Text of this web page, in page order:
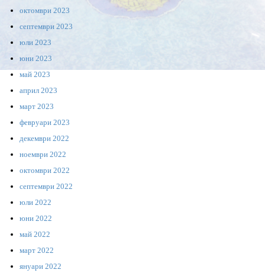
октомври 2023
септември 2023
юли 2023
юни 2023
май 2023
април 2023
март 2023
февруари 2023
декември 2022
ноември 2022
октомври 2022
септември 2022
юли 2022
юни 2022
май 2022
март 2022
януари 2022